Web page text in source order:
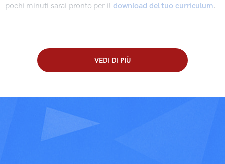
pochi minuti sarai pronto per il download del tuo curriculum.
VEDI DI PIÙ